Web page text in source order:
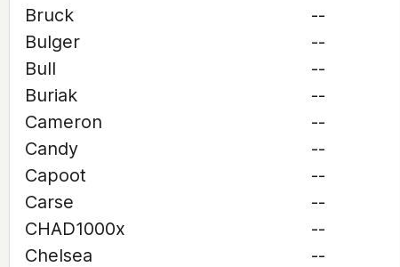
Bruck
--
Bulger
--
Bull
--
Buriak
--
Cameron
--
Candy
--
Capoot
--
Carse
--
CHAD1000x
--
Chelsea
--